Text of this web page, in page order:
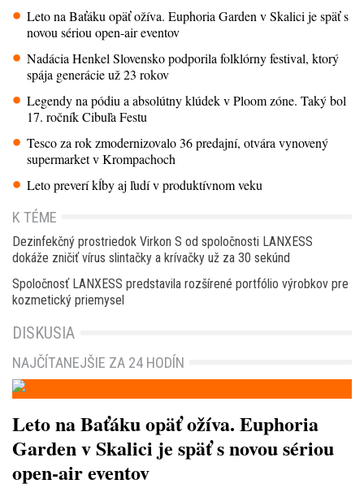
Leto na Baťáku opäť ožíva. Euphoria Garden v Skalici je späť s
novou sériou open-air eventov
Nadácia Henkel Slovensko podporila folklórny festival, ktorý
spája generácie už 23 rokov
Legendy na pódiu a absolútny klúdek v Ploom zóne. Taký bol
17. ročník Cibuľa Festu
Tesco za rok zmodernizovalo 36 predajní, otvára vynovený
supermarket v Krompachoch
Leto preverí kĺby aj ľudí v produktívnom veku
K TÉME
Dezinfekčný prostriedok Virkon S od spoločnosti LANXESS
dokáže zničiť vírus slintačky a krívačky už za 30 sekúnd
Spoločnosť LANXESS predstavila rozšírené portfólio výrobkov pre
kozmetický priemysel
DISKUSIA
NAJČÍTANEJŠIE ZA 24 HODÍN
Leto na Baťáku opäť ožíva. Euphoria
Garden v Skalici je späť s novou sériou
open-air eventov